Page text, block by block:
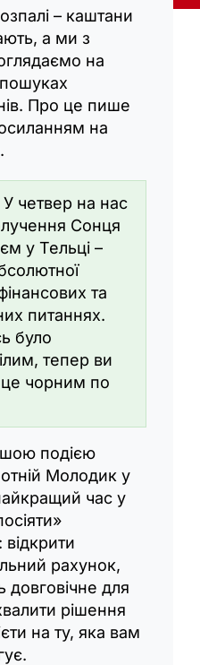
– каштани
а ми з
на
Про це пише
на
.
У четвер на нас
Сонця
у Тельці –
та
питаннях.
було
тепер ви
чорним по
подією
Молодик у
час у
рахунок,
довговічне для
рішення
на ту, яка вам